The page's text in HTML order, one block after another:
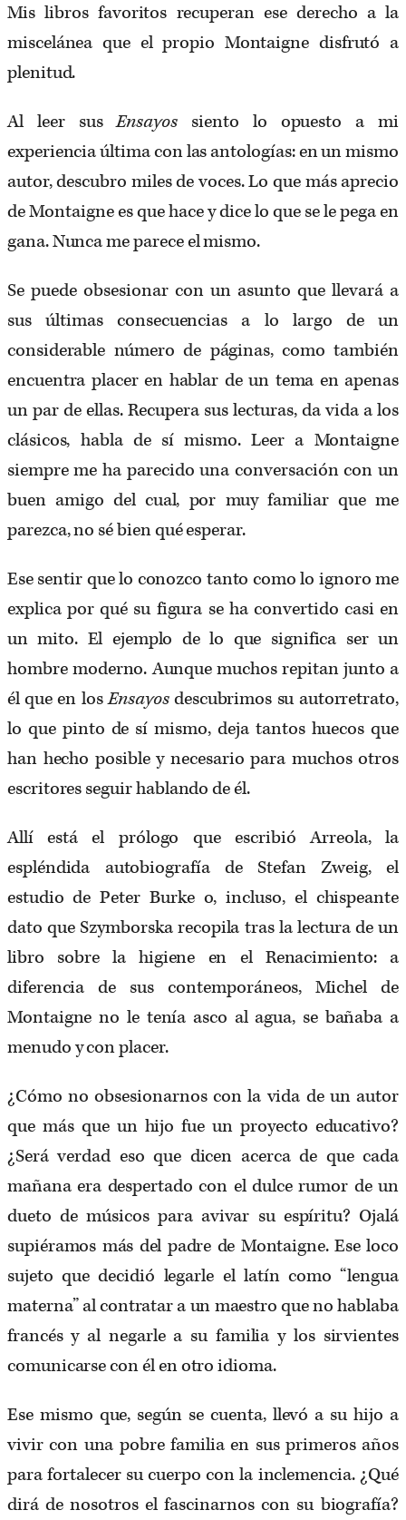
Mis libros favoritos recuperan ese derecho a la
miscelánea que el propio Montaigne disfrutó a
plenitud.
Al leer susEnsayos siento lo opuesto a mi
experiencia última con las antologías: en un mismo
autor, descubro miles de voces. Lo que más aprecio
de Montaigne es que hace y dice lo que se le pega en
gana. Nunca me parece el mismo.
Se puede obsesionar con un asunto que llevará a
sus últimas consecuencias a lo largo de un
considerable número de páginas, como también
encuentra placer en hablar de un tema en apenas
un par de ellas. Recupera sus lecturas, da vida a los
clásicos, habla de sí mismo. Leer a Montaigne
siempre me ha parecido una conversación con un
buen amigo del cual, por muy familiar que me
parezca, no sé bien qué esperar.
Ese sentir que lo conozco tanto como lo ignoro me
explica por qué su figura se ha convertido casi en
un mito. El ejemplo de lo que significa ser un
hombre moderno. Aunque muchos repitan junto a
él que en losEnsayosdescubrimos su autorretrato,
lo que pinto de sí mismo, deja tantos huecos que
han hecho posible y necesario para muchos otros
escritores seguir hablando de él.
Allí está el prólogo que escribió Arreola, la
espléndida autobiografía de Stefan Zweig, el
estudio de Peter Burke o, incluso, el chispeante
dato que Szymborska recopila tras la lectura de un
libro sobre la higiene en el Renacimiento: a
diferencia de sus contemporáneos, Michel de
Montaigne no le tenía asco al agua, se bañaba a
menudo y con placer.
¿Cómo no obsesionarnos con la vida de un autor
que más que un hijo fue un proyecto educativo?
¿Será verdad eso que dicen acerca de que cada
mañana era despertado con el dulce rumor de un
dueto de músicos para avivar su espíritu? Ojalá
supiéramos más del padre de Montaigne. Ese loco
sujeto que decidió legarle el latín como “lengua
materna” al contratar a un maestro que no hablaba
francés y al negarle a su familia y los sirvientes
comunicarse con él en otro idioma.
Ese mismo que, según se cuenta, llevó a su hijo a
vivir con una pobre familia en sus primeros años
para fortalecer su cuerpo con la inclemencia. ¿Qué
dirá de nosotros el fascinarnos con su biografía?